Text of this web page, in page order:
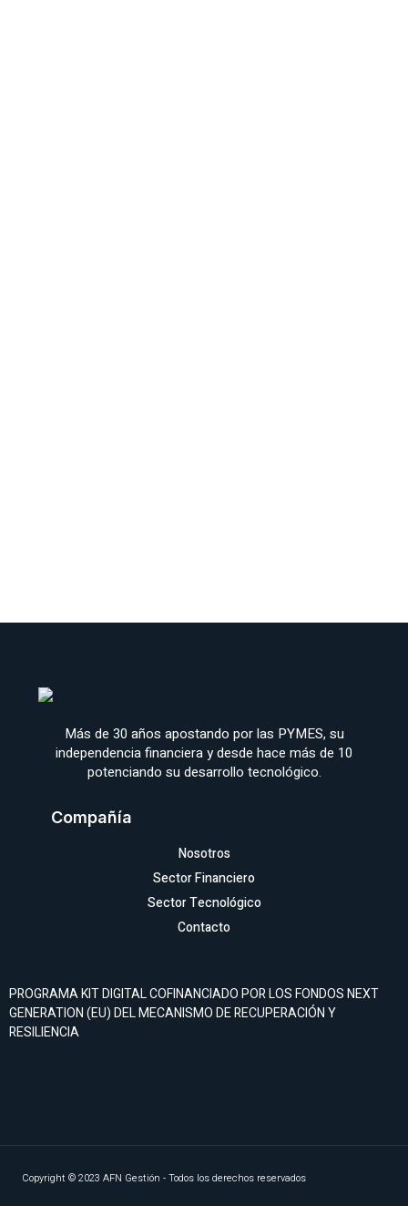
Más de 30 años apostando por las PYMES, su
independencia financiera y desde hace más de 10
potenciando su desarrollo tecnológico.
Compañía
Nosotros
Sector Financiero
Sector Tecnológico
Contacto
PROGRAMA KIT DIGITAL COFINANCIADO POR LOS FONDOS NEXT
GENERATION (EU) DEL MECANISMO DE RECUPERACIÓN Y
RESILIENCIA
Copyright © 2023 AFN Gestión - Todos los derechos reservados